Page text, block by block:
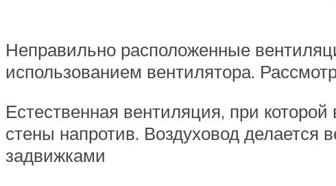
Неправильно расположенные
использованием вентилятора.
Естественная вентиляция, при
стены напротив. Воздуховод делается
задвижками